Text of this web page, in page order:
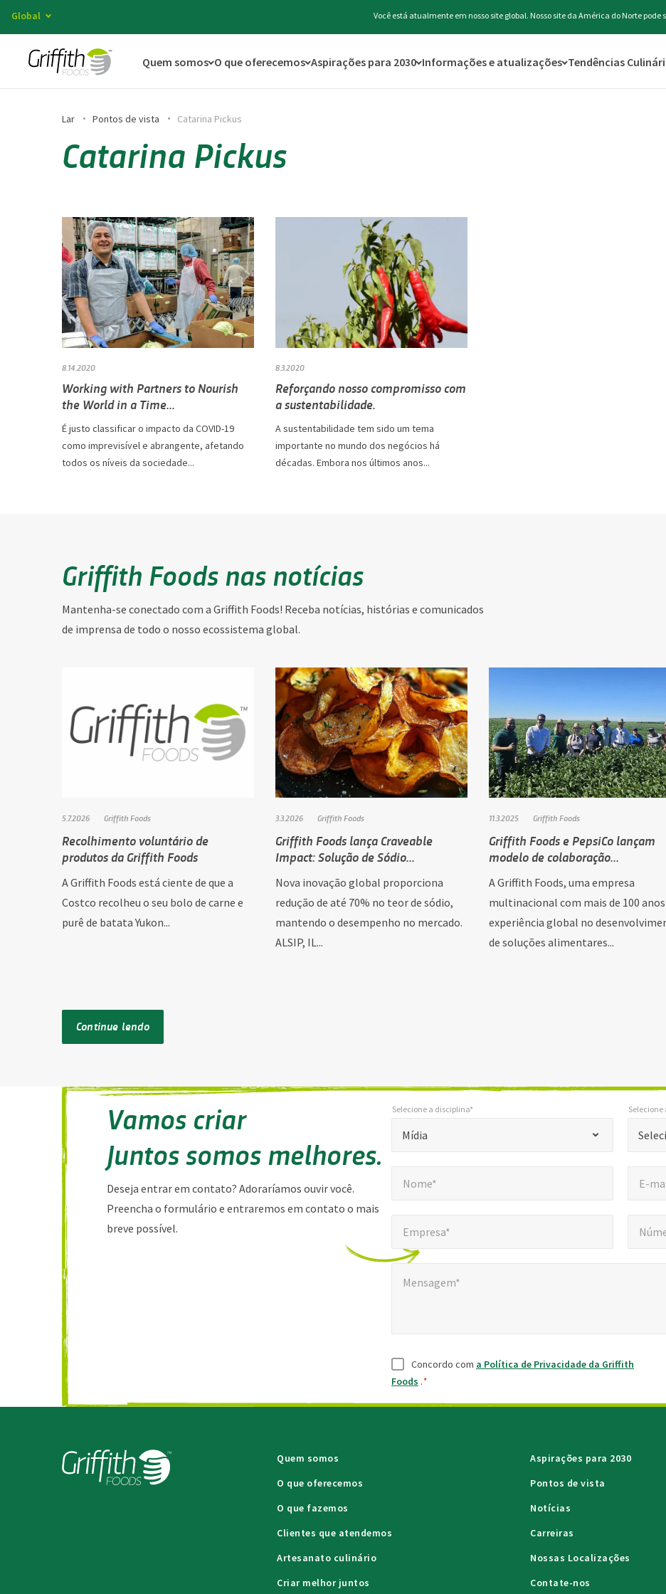
Global Você está atualmente em nosso site global. Nosso site da América do Norte
Quem somos O que oferecemos Aspirações para 2030 Informações e atualizações Tendências
Lar Pontos de vista Catarina Pickus
Catarina Pickus
8.14.2020
Working with Partners to Nourish
the World in a Time...
É justo classificar o impacto da COVID-19
como imprevisível e abrangente, afetando
todos os níveis da sociedade...
8.3.2020
Reforçando nosso compromisso com
a sustentabilidade.
A sustentabilidade tem sido um tema
importante no mundo dos negócios há
décadas. Embora nos últimos anos...
Griffith Foods nas notícias
Mantenha-se conectado com a Griffith Foods! Receba notícias, histórias e comunicados
de imprensa de todo o nosso ecossistema global.
5.7.2026 Griffith Foods
Recolhimento voluntário de
produtos da Griffith Foods
A Griffith Foods está ciente de que a
Costco recolheu o seu bolo de carne e
purê de batata Yukon...
3.3.2026 Griffith Foods
Griffith Foods lança Craveable
Impact: Solução de Sódio...
Nova inovação global proporciona
redução de até 70% no teor de sódio,
mantendo o desempenho no mercado.
ALSIP, IL...
11.3.2025 Griffith Foods
Griffith Foods e PepsiCo lançam
modelo de colaboração...
A Griffith Foods, uma empresa
multinacional com mais de 100 anos
experiência global no
de soluções alimentares...
Continue lendo
Vamos criar
Juntos somos melhores.
Deseja entrar em contato? Adoraríamos ouvir você.
Preencha o formulário e entraremos em contato o mais
breve possível.
indica
obrigatórios
Mídia
Selecione a disciplina*
Nome* E-
Empresa*
Mensagem*
Mensagem*
Consentimento
Concordo com a Política de Privacidade da Griffith
Foods .*
Quem somos
O que oferecemos
O que fazemos
Clientes que atendemos
Artesanato culinário
Criar melhor juntos
Aspirações para 2030
Pontos de vista
Notícias
Carreiras
Nossas Localizações
Contate-nos